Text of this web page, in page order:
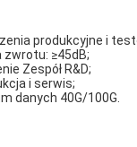
produkcyjne i
≥45dB;
Zespół R&D;
i serwis;
danych 40G/100G.